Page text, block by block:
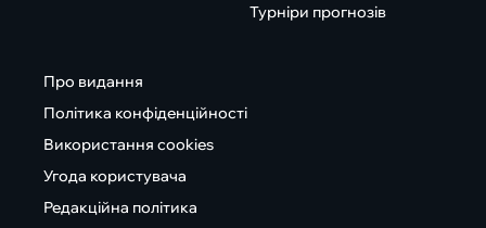
Турніри прогнозів
Про видання
Політика конфіденційності
Використання cookies
Угода користувача
Редакційна політика